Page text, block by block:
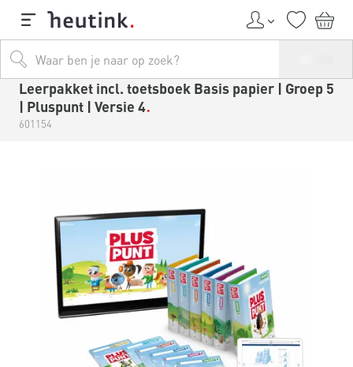
Leerpakket incl. toetsboek Basis papier | Groep 5
| Pluspunt | Versie 4
601154